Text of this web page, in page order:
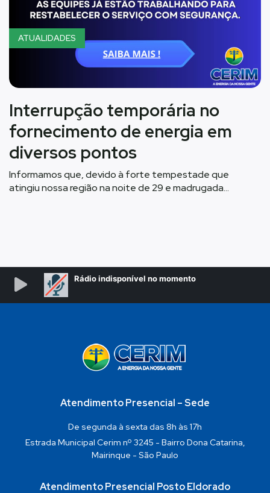
ATUALIDADES
Interrupção temporária no
fornecimento de energia em
diversos pontos
Informamos que, devido à forte tempestade que
atingiu nossa região na noite de 29 e madrugada…
Atendimento Presencial – Sede
De segunda à sexta das 8h às 17h
Estrada Municipal Cerim nº 3245 - Bairro Dona Catarina,
Mairinque - São Paulo
Atendimento Presencial Posto Eldorado